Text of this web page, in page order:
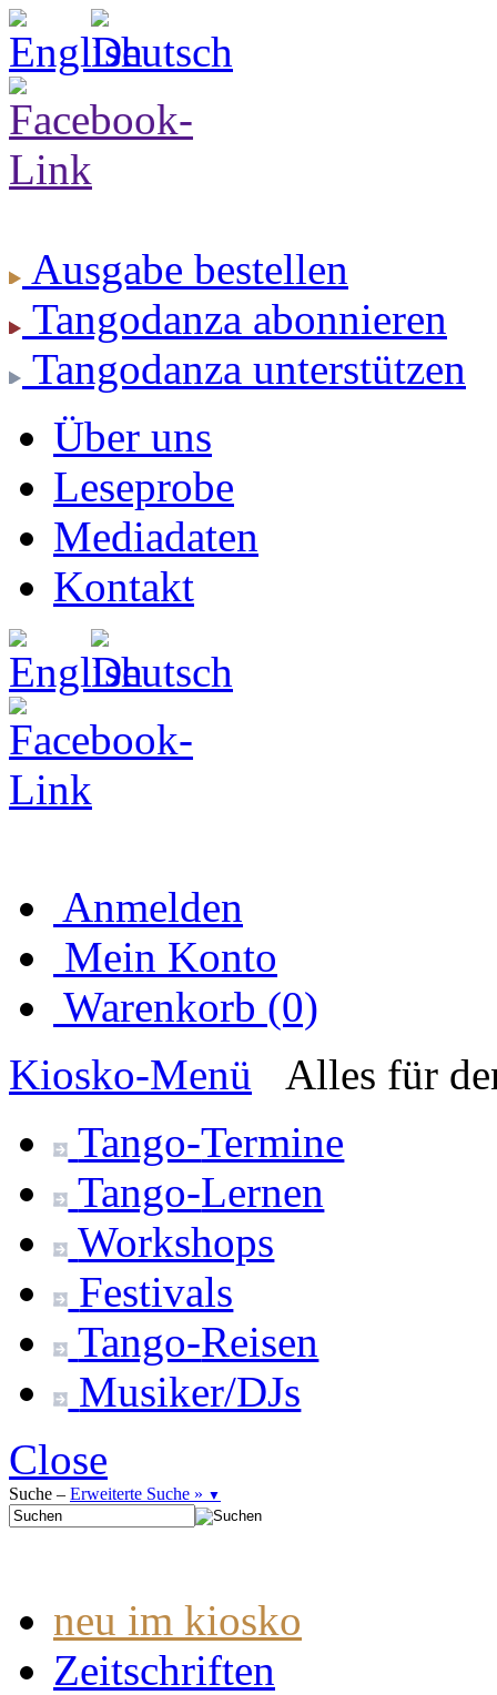
Ausgabe bestellen
Tangodanza abonnieren
Tangodanza unterstützen
Über uns
Leseprobe
Mediadaten
Kontakt
Anmelden
Mein Konto
Warenkorb (0)
Kiosko-Menü
Alles für
Tango-Termine
Tango-Lernen
Workshops
Festivals
Tango-Reisen
Musiker/DJs
Close
Suche – Erweiterte Suche » ▼
neu im kiosko
Zeitschriften